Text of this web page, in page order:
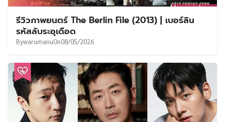
รีวิวภาพยนตร์ The Berlin File (2013) | เบอร์ลิน
รหัสลับระอุเดือด
BywarumanuOn08/05/2026